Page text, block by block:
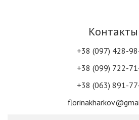
Контакты
+38 (097) 428-
+38 (099) 722-
+38 (063) 891-